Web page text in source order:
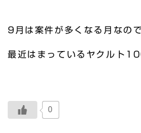
9月は案件が多くなる月なので
最近はまっているヤクルト
0